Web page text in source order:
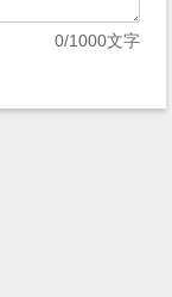
0/1000文字